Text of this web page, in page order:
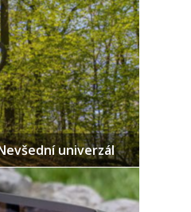
univerzál